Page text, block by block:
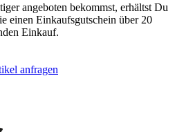
angeboten bekommst, erhältst Du
einen Einkaufsgutschein über 20
Einkauf.
anfragen